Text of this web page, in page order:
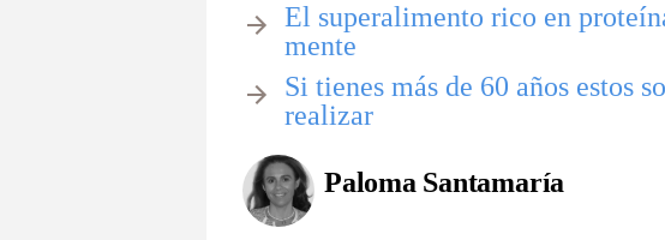
El superalimento rico en
mente
Si tienes más de 60 años estos
realizar
Paloma Santamaría